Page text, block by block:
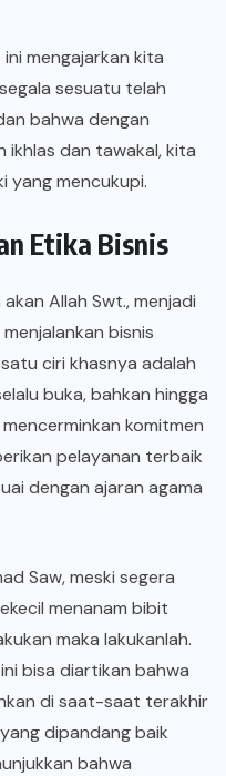
mengajarkan kita
sesuatu telah
bahwa dengan
ikhlas dan tawakal, kita
yang mencukupi.
Etika Bisnis
Allah Swt., menjadi
bisnis
ciri khasnya adalah
buka, bahkan hingga
komitmen
pelayanan terbaik
dengan ajaran agama
Saw, meski segera
menanam bibit
maka lakukanlah.
bisa diartikan bahwa
di saat-saat terakhir
dipandang baik
bahwa